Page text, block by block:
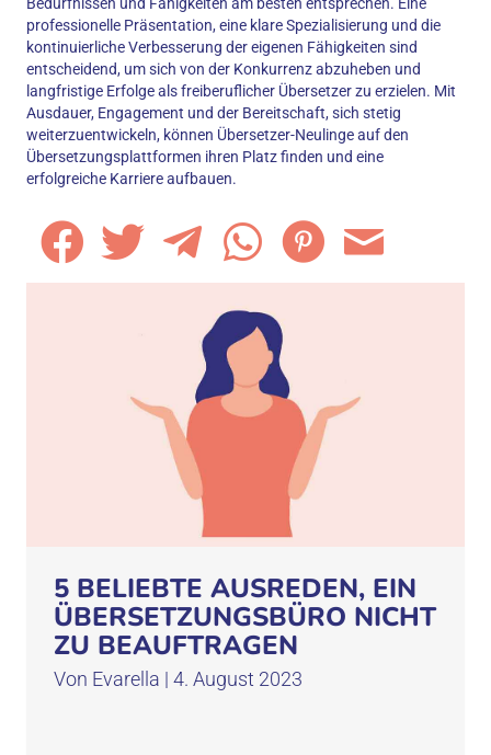
professionelle Präsentation, eine klare Spezialisierung und die
kontinuierliche Verbesserung der eigenen Fähigkeiten sind
entscheidend, um sich von der Konkurrenz abzuheben und
langfristige Erfolge als freiberuflicher Übersetzer zu erzielen. Mit
Ausdauer, Engagement und der Bereitschaft, sich stetig
weiterzuentwickeln, können Übersetzer-Neulinge auf den
Übersetzungsplattformen ihren Platz finden und eine
erfolgreiche Karriere aufbauen.
5 BELIEBTE AUSREDEN, EIN
ÜBERSETZUNGSBÜRO NICHT
ZU BEAUFTRAGEN
Von Evarella | 4. August 2023